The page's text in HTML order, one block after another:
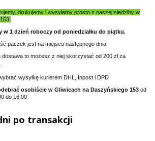
drukujemy i wysyłamy prosto z naszej siedziby w
w 1 dzień roboczy od poniedziałku do piątku.
paczek jest na miejscu następnego dnia.
to możesz z niej skorzystać od 200 zł za
wysyłkę kurierem DHL, Inpost i DPD
osobiście w Gliwicach na Daszyńskiego 153 od
do 16:00
po transakcji